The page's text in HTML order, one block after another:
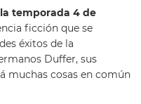
la temporada 4 de
ficción que se
éxitos de la
Duffer, sus
muchas cosas en común